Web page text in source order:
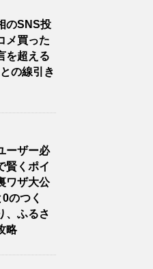
のSNS投
メ買った
を超える
の線引き
ーザー必
賢くポイ
ワザ大公
のつく
、ふるさ
略